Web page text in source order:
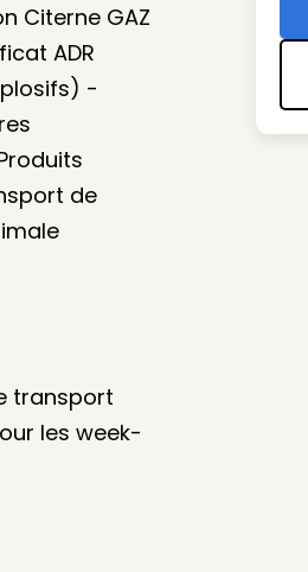
Citerne GAZ
ADR
-
de
transport
les week-